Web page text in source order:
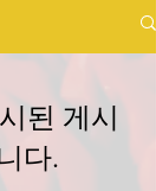
된 게시
다.